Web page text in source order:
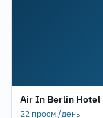
Air In Berlin Hotel
22 просм./день